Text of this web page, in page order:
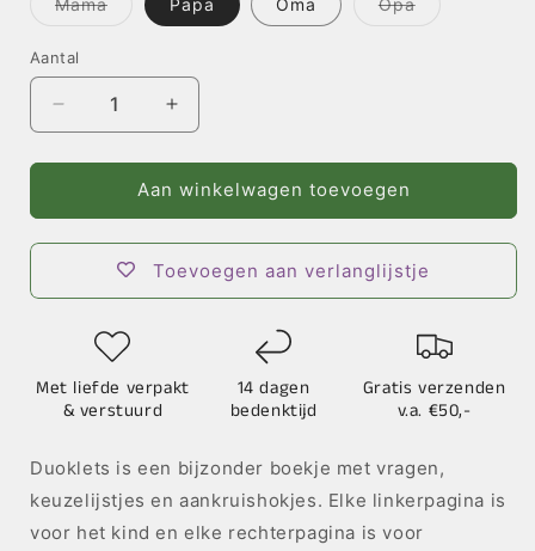
Variant
Aantal
Aantal
verlagen
voor
Klets
-
Diverse
Aantal
verhogen
voor
Duo
Klets
-
Diverse
Varianten
Aan winkelwagen toevoegen
Toevoegen aan verlanglijstje
Met liefde verpakt
& verstuurd
14 dagen
bedenktijd
Gratis verzenden
v.a. €50,-
Duoklets is een bijzonder boekje met vragen,
keuzelijstjes en aankruishokjes. Elke linkerpagina is
voor het kind en elke rechterpagina is voor